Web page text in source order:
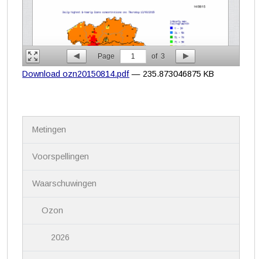
Page 1 of 3
Download ozn20150814.pdf — 235.873046875 KB
Metingen
Voorspellingen
Waarschuwingen
Ozon
2026